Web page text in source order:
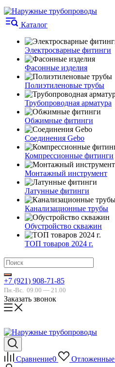
Каталог
Электросварные фитинги
Фасонные изделия
Полиэтиленовые трубы
Трубопроводная арматура
Обжимные фитинги
Соединения Gebo
Компрессионные фитинги
Монтажный инструмент
Латунные фитинги
Канализационные трубы
Обустройство скважин
ТОП товаров 2024 г.
+7 (921) 908-71-85
Пн.-Вс. 09.00 — 21.00
Заказать звонок
Сравнение0 Отложенные